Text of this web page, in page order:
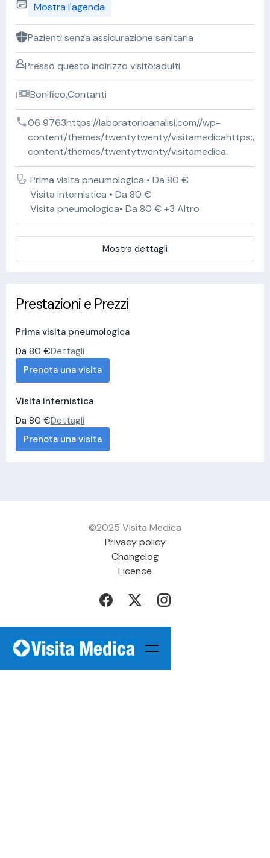
Mostra l'agenda
Pazienti senza assicurazione sanitaria
Presso questo indirizzo visito:adulti
Bonifico,Contanti
06 9763https://laboratorioanalisi.com//wp-
content/themes/twentytwenty/visitamedicahttps://
content/themes/twentytwenty/visitamedica.
Prima visita pneumologica • Da 80 €
Visita internistica • Da 80 €
Visita pneumologica• Da 80 € +3 Altro
Mostra dettagli
Prestazioni e Prezzi
Prima visita pneumologica
Da 80 €Dettagli
Prenota una visita
Visita internistica
Da 80 €Dettagli
Prenota una visita
©2025 Visita Medica
Privacy policy
Changelog
Licence